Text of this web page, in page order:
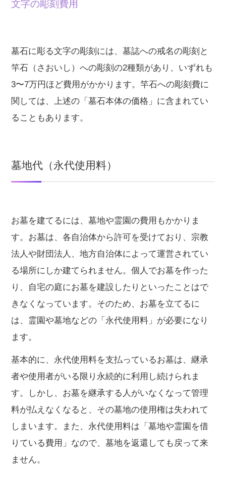
文字の彫刻費用
墓石に彫る文字の彫刻には、墓誌への戒名の彫刻と
竿石（さおいし）への彫刻の2種類があり、いずれも
3〜7万円ほど費用がかかります。竿石への彫刻費に
関しては、上述の「墓石本体の価格」に含まれてい
ることもあります。
墓地代（永代使用料）
お墓を建てるには、墓地や霊園の費用もかかりま
す。お墓は、各自治体から許可を受けており、宗教
法人や財団法人、地方自治体によって運営されてい
る場所にしか建てられません。個人でお墓を作った
り、自宅の庭にお墓を建設したりといったことはで
きなくなっています。そのため、お墓を立てるに
は、霊園や墓地などの「永代使用料」が必要になり
ます。
基本的に、永代使用料を支払っているお墓は、継承
者や使用者がいる限り永続的に利用し続けられま
す。しかし、お墓を継承する人がいなくなって管理
料が払えなくなると、その墓地の使用権は失われて
しまいます。また、永代使用料は「墓地や霊園を借
りている費用」なので、墓地を返還しても戻って来
ません。